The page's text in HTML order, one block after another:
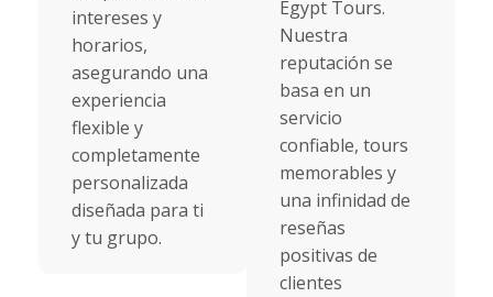
intereses y
horarios,
asegurando una
experiencia
flexible y
completamente
personalizada
diseñada para ti
y tu grupo.
Egypt Tours.
Nuestra
reputación se
basa en un
servicio
confiable, tours
memorables y
una infinidad de
reseñas
positivas de
clientes